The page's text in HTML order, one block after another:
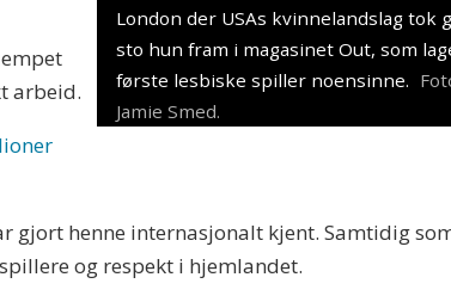
London der USAs kvinnelandslag tok
sto hun fram i magasinet Out, som
første lesbiske spiller noensinne.
Jamie Smed.
arbeid.
gjort henne internasjonalt kjent. Samtidig
og respekt i hjemlandet.